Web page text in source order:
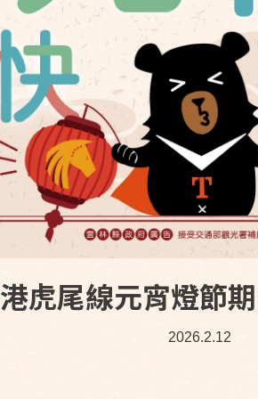
虎尾線元宵燈節
2026.2.12